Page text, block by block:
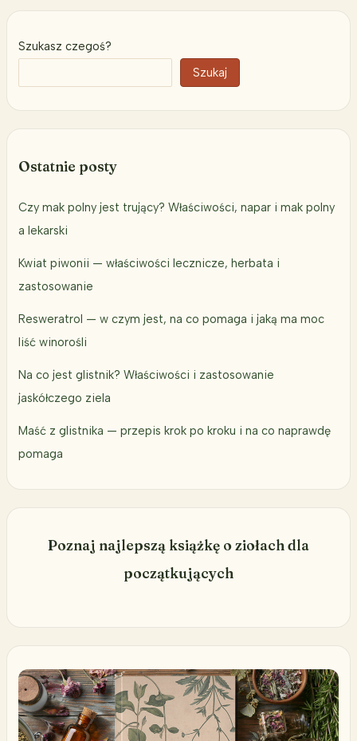
Szukasz czegoś?
Szukaj
Ostatnie posty
Czy mak polny jest trujący? Właściwości, napar i mak polny
a lekarski
Kwiat piwonii — właściwości lecznicze, herbata i
zastosowanie
Resweratrol — w czym jest, na co pomaga i jaką ma moc
liść winorośli
Na co jest glistnik? Właściwości i zastosowanie
jaskółczego ziela
Maść z glistnika — przepis krok po kroku i na co naprawdę
pomaga
Poznaj najlepszą książkę o ziołach dla
początkujących